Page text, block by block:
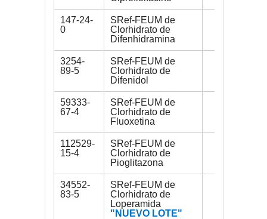
147-24-
0
SRef-FEUM de
Clorhidrato de
Difenhidramina
3254-
89-5
SRef-FEUM de
Clorhidrato de
Difenidol
59333-
67-4
SRef-FEUM de
Clorhidrato de
Fluoxetina
112529-
15-4
SRef-FEUM de
Clorhidrato de
Pioglitazona
34552-
83-5
SRef-FEUM de
Clorhidrato de
Loperamida
"NUEVO LOTE"